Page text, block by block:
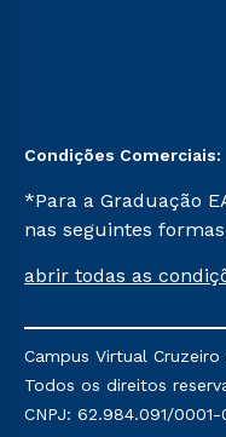
Condições Comerciais:
*Para a Graduação
nas seguintes
Já para as demais, a
mencionadas são
Religioso, Geografia
do Ensino de
abrir todas as
Campus Virtual
Todos os direitos
CNPJ: 62.984.091/0001-